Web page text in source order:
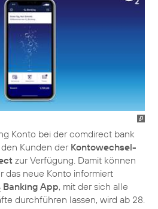
Konto bei der comdirect bank
Kunden der Kontowechsel-
zur Verfügung. Damit können
das neue Konto informiert
Banking App, mit der sich alle
durchführen lassen, wird ab 28.